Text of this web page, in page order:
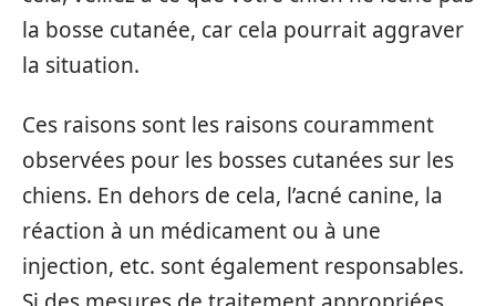
la bosse cutanée, car cela pourrait aggraver
la situation.
Ces raisons sont les raisons couramment
observées pour les bosses cutanées sur les
chiens. En dehors de cela, l’acné canine, la
réaction à un médicament ou à une
injection, etc. sont également responsables.